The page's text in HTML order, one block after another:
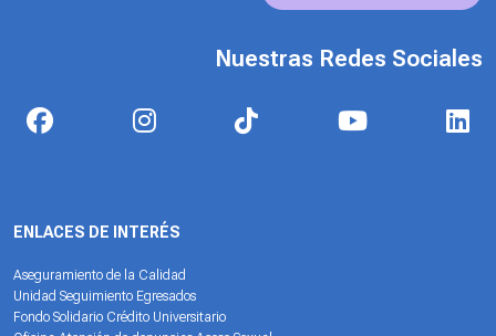
ENLACES DE INTERÉS
Aseguramiento de la Calidad
Unidad Seguimiento Egresados
Fondo Solidario Crédito Universitario
Nuestras Redes Sociales